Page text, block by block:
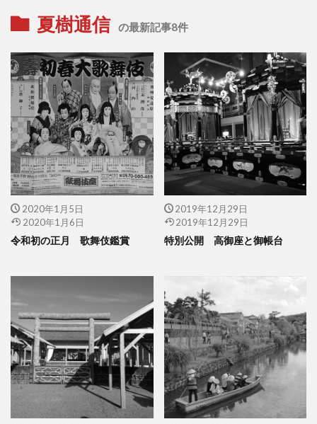
夏樹通信 の最新記事8件
2020年1月5日
2020年1月6日
令和初の正月 歌舞伎鑑賞
2019年12月29日
2019年12月29日
特別公開 高御座と御帳台